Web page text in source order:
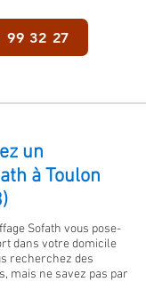
99 32 27
un
à Toulon
Sofath vous pose-
dans votre domicile
recherchez des
mais ne savez pas par